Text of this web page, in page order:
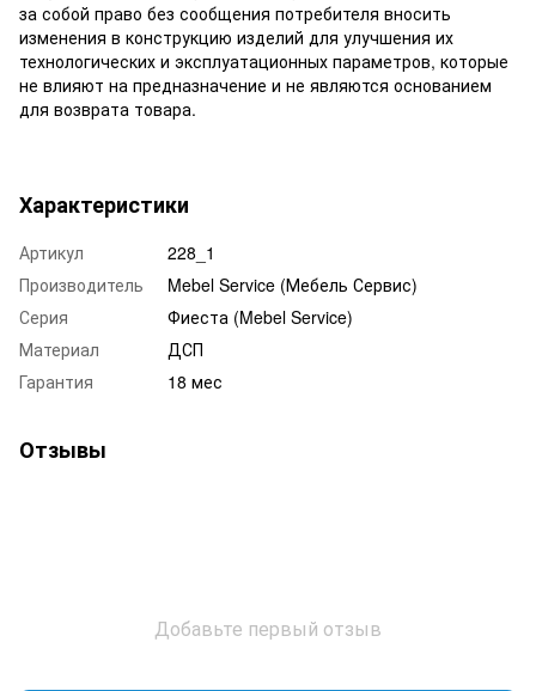
за собой право без сообщения потребителя вносить
изменения в конструкцию изделий для улучшения их
технологических и эксплуатационных параметров, которые
не влияют на предназначение и не являются основанием
для возврата товара.
Характеристики
Артикул
228_1
Производитель
Mebel Service (Мебель Сервис)
Серия
Фиеста (Mebel Service)
Материал
ДСП
Гарантия
18 мес
Отзывы
Добавьте первый отзыв